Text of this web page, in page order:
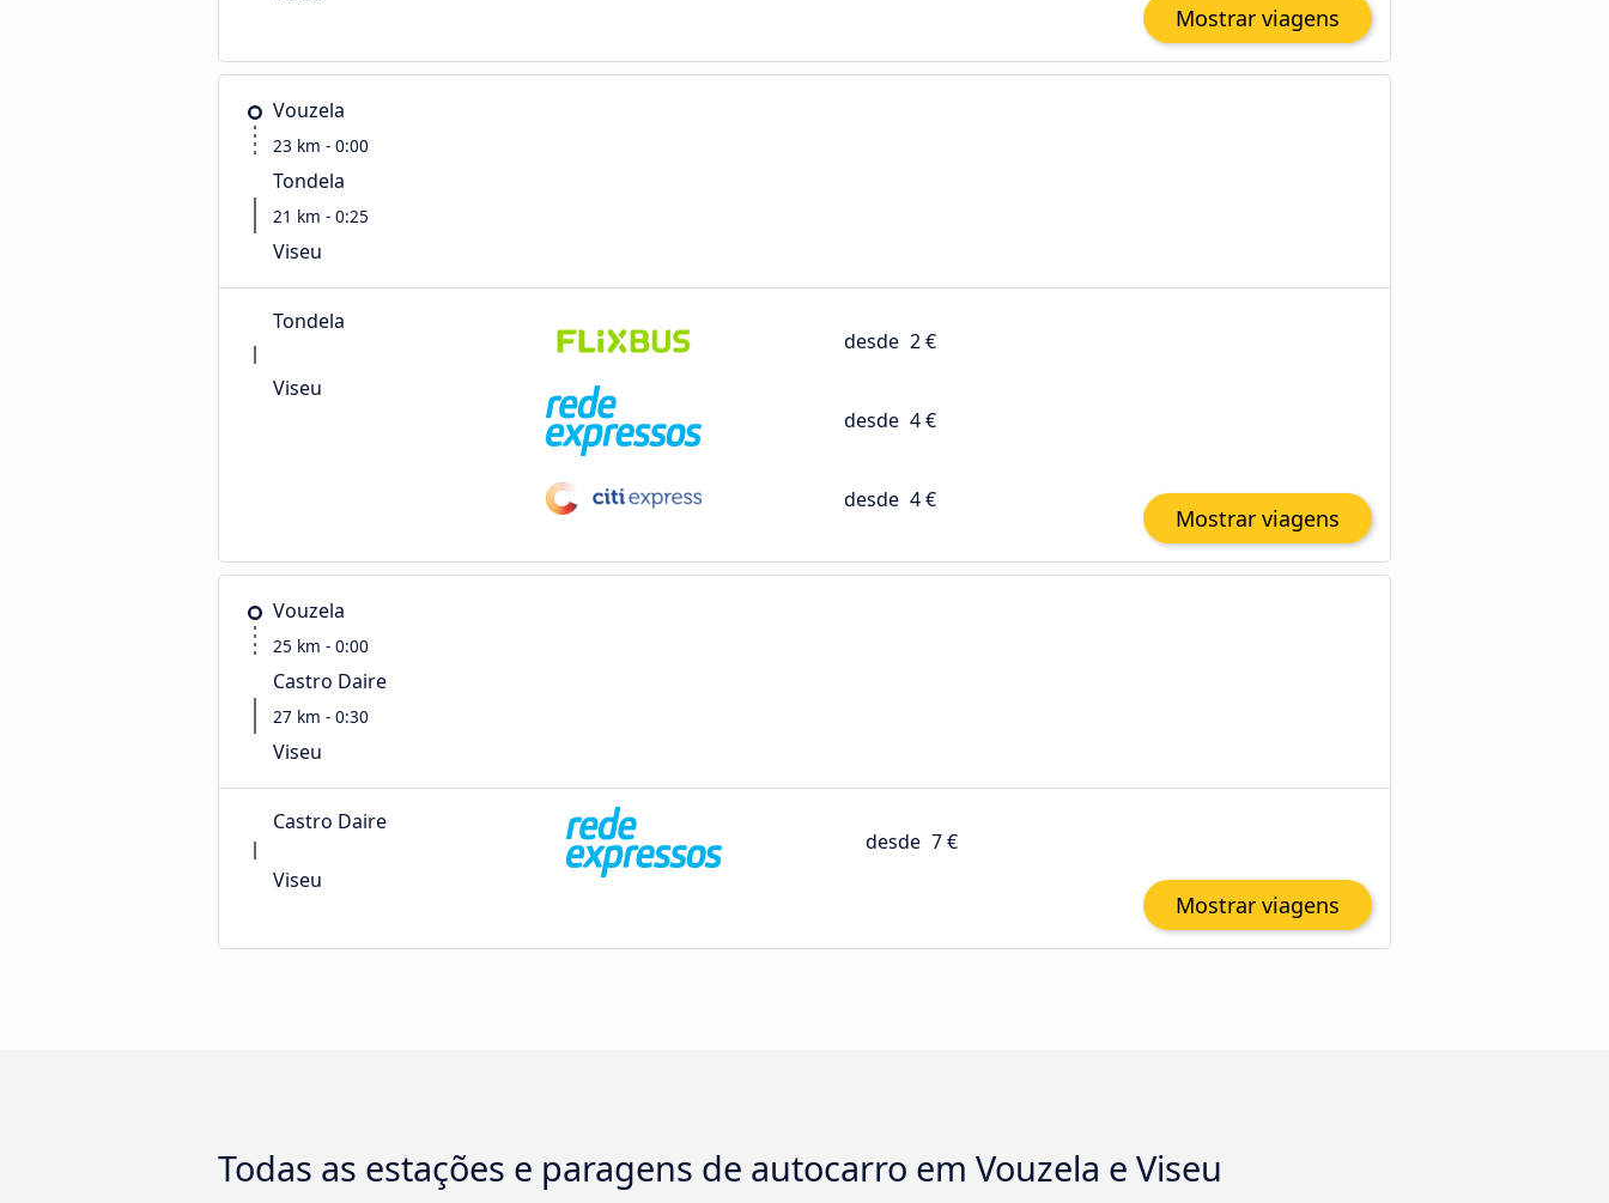
Mostrar viagens
Vouzela
23 km - 0:00
Tondela
21 km - 0:25
Viseu
Tondela
Viseu
desde 2 €
desde 4 €
desde 4 €
Mostrar viagens
Vouzela
25 km - 0:00
Castro Daire
27 km - 0:30
Viseu
Castro Daire
Viseu
desde 7 €
Mostrar viagens
Todas as estações e paragens de autocarro em Vouzela e Viseu